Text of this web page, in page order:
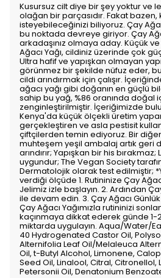
Kusursuz cilt diye bir şey yoktur ve
olağan bir parçasıdır. Fakat
isteyebileceğinizi biliyoruz. Çay
bu noktada devreye giriyor. Çay
arkadaşınız olmaya aday. Küçük
Ağacı Yağı, cildiniz üzerinde çok
Ultra hafif ve yapışkan olmayan
görünmez bir şekilde nüfuz eder,
cildi arındırmak için çalışır.
ağacı yağı gibi doğanın en güçlü
sahip bu yağ, %86 oranında doğal
zenginleştirilmiştir. İçeriğimizde
Kenya'da küçük ölçekli üretim
gerçekleştiren ve asla pestisit
çiftçilerden temin ediyoruz. Bir
muhteşem yeşil ambalaj artık geri
arındırır; Yapışkan bir his
uygundur; The Vegan Society
Dermatolojik olarak test edilmiştir;
verdiği ölçüde 1. Rutininize Çay Ağacı
Jelimiz izle başlayın. 2. Ardından Çay
ile devam edin. 3. Çay Ağacı
Çay Ağacı Yağımızla rutininizi
kaçınmaya dikkat ederek günde 1-
miktarda uygulayın. Aqua/Water/
40 Hydrogenated Castor Oil,
Alternifolia Leaf Oil/Melaleuca
Oil, t-Butyl Alcohol, Limonene,
Seed Oil, Linalool, Citral,
Petersonii Oil, Denatonium